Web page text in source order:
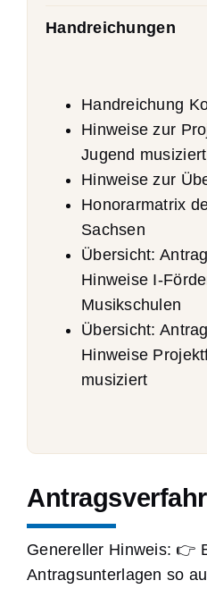
Handreichungen
Handreichung
Hinweise zur
Jugend musiziert
Hinweise zur
Honorarmatrix
Sachsen
Übersicht:
Hinweise I-
Musikschulen
Übersicht:
Hinweise
musiziert
Genereller Hinweis: 👉
Antragsunterlagen so